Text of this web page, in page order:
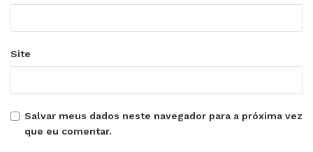
Site
Salvar meus dados neste navegador para a próxima vez
que eu comentar.